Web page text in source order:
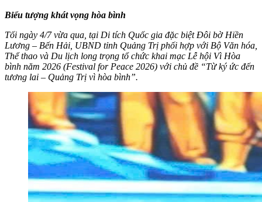
Biểu tượng khát vọng hòa bình
Tối ngày 4/7 vừa qua, tại Di tích Quốc gia đặc biệt Đôi bờ Hiền
Lương – Bến Hải, UBND tỉnh Quảng Trị phối hợp với Bộ Văn hóa,
Thể thao và Du lịch long trọng tổ chức khai mạc Lễ hội Vì Hòa
bình năm 2026 (Festival for Peace 2026) với chủ đề “Từ ký ức đến
tương lai – Quảng Trị vì hòa bình”.